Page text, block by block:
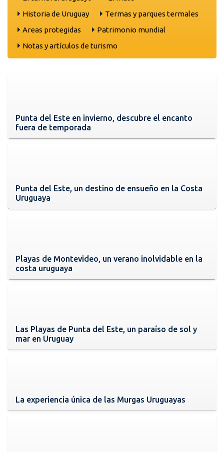
Historia de Uruguay
Termas y parques termales
Areas protegidas
Patrimonio mundial
Notas y artículos de turismo
Punta del Este en invierno, descubre el encanto
fuera de temporada
Punta del Este, un destino de ensueño en la Costa
Uruguaya
Playas de Montevideo, un verano inolvidable en la
costa uruguaya
Las Playas de Punta del Este, un paraíso de sol y
mar en Uruguay
La experiencia única de las Murgas Uruguayas